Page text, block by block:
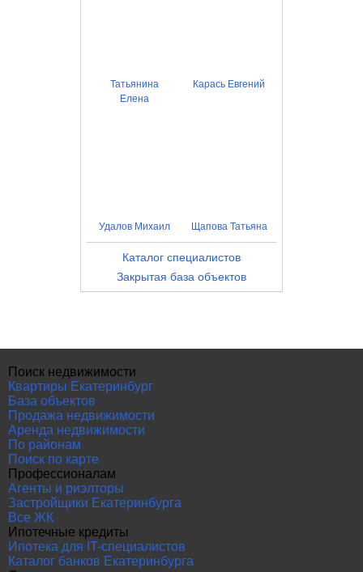
Татьянина
Елена
Карась Евгений
Удалов Михаил Щапова Татьяна
Каталог специалистов
Закрытая база объектов
Поиск недвижимости
Квартиры Екатеринбург
База объектов
Продажа недвижимости
Аренда недвижимости
По районам
Поиск по карте
Профессионалам
Агенты и риэлторы
Застройщики Екатеринбурга
Все ЖК
Ипотечные кредиты
Ипотека для IT-специалистов
Каталог банков Екатеринбурга